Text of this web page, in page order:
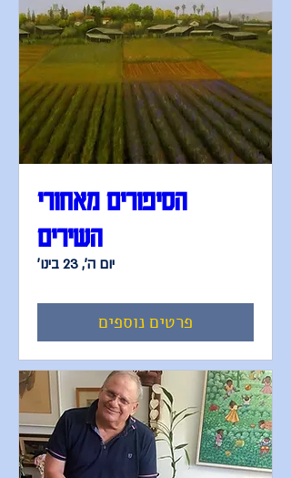
הסיפורים מאחורי
השירים
יום ה׳, 23 בינו׳
פרטים נוספים